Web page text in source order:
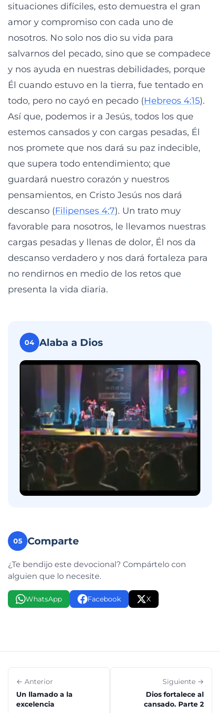
situaciones difíciles, esto demuestra el gran
amor y compromiso con cada uno de
nosotros. No solo nos dio su vida para
salvarnos del pecado, sino que se compadece
y nos ayuda en nuestras debilidades, porque
Él cuando estuvo en la tierra, fue tentado en
todo, pero no cayó en pecado (Hebreos 4:15).
Así que, podemos ir a Jesús, todos los que
estemos cansados y con cargas pesadas, Él
nos promete que nos dará su paz indecible,
que supera todo entendimiento; que
guardará nuestro corazón y nuestros
pensamientos, en Cristo Jesús nos dará
descanso (Filipenses 4:7). Un trato muy
favorable para nosotros, le llevamos nuestras
cargas pesadas y llenas de dolor, Él nos da
descanso verdadero y nos dará fortaleza para
no rendirnos en medio de los retos que
presenta la vida diaria.
04 Alaba a Dios
05 Comparte
¿Te bendijo este devocional? Compártelo con
alguien que lo necesite.
WhatsApp Facebook X
← Anterior
Un llamado a la
excelencia
Siguiente →
Dios fortalece al
cansado. Parte 2